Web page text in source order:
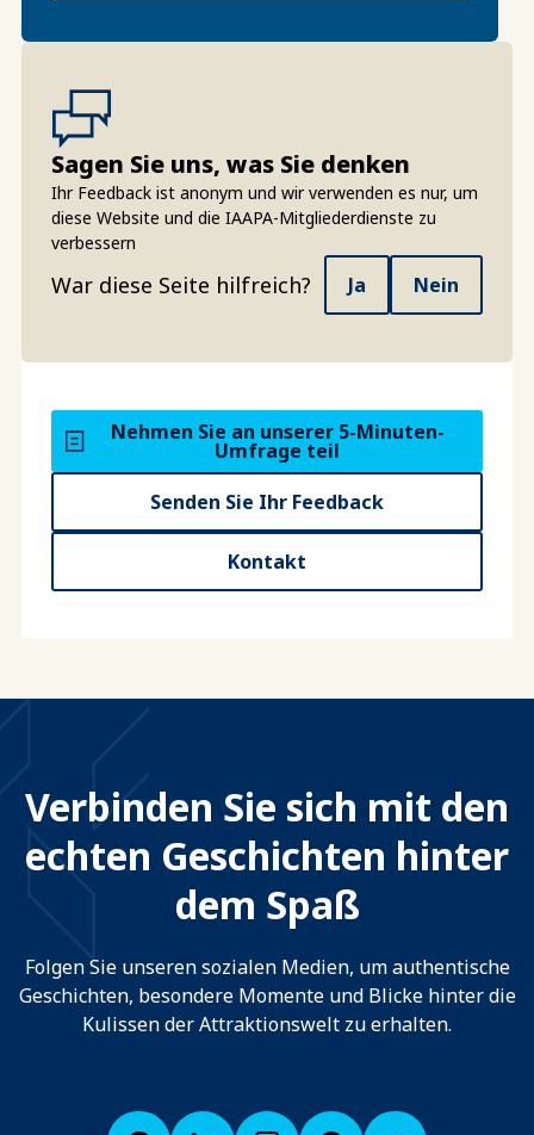
Sagen Sie uns, was Sie denken
Ihr Feedback ist anonym und wir verwenden es nur, um
diese Website und die IAAPA-Mitgliederdienste zu
verbessern
War diese Seite hilfreich? Ja Nein
Nehmen Sie an unserer 5-Minuten-
Umfrage teil
Senden Sie Ihr Feedback
Kontakt
Verbinden Sie sich mit den
echten Geschichten hinter
dem Spaß
Folgen Sie unseren sozialen Medien, um authentische
Geschichten, besondere Momente und Blicke hinter die
Kulissen der Attraktionswelt zu erhalten.